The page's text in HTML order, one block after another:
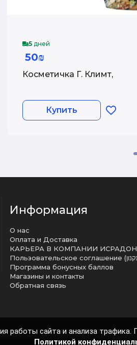
5 дней
50₪
Косметичка Г. Климт,
Купить
Информация
О нас
Оплата и Доставка
КАРЬЕРА В КОМПАНИИ ИСРАДОН
Программа бонусных баллов
Магазины и контакты
Обратная связь
работы сайта и анализа
Политикой